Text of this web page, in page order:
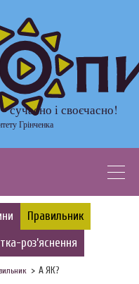
сучасно і своєчасно!
Грінченка
Правильник
роз’яснення
А ЯК?